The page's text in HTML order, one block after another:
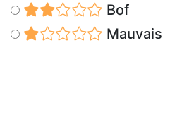
Bof
Mauvais